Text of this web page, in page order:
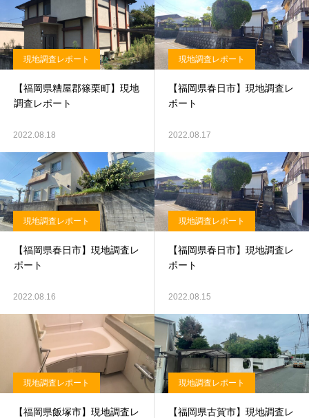
現地調査レポート
【福岡県糟屋郡篠栗町】現地
調査レポート
2022.08.18
現地調査レポート
【福岡県春日市】現地調査レ
ポート
2022.08.17
現地調査レポート
【福岡県春日市】現地調査レ
ポート
2022.08.16
現地調査レポート
【福岡県春日市】現地調査レ
ポート
2022.08.15
現地調査レポート
【福岡県飯塚市】現地調査レ
現地調査レポート
【福岡県古賀市】現地調査レ